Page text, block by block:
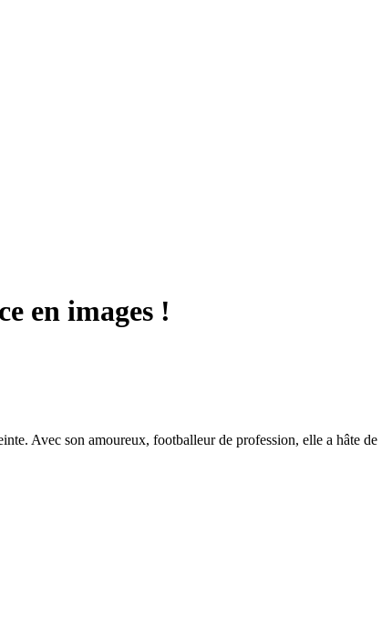
en images !
Avec son amoureux, footballeur de profession, elle a hâte de